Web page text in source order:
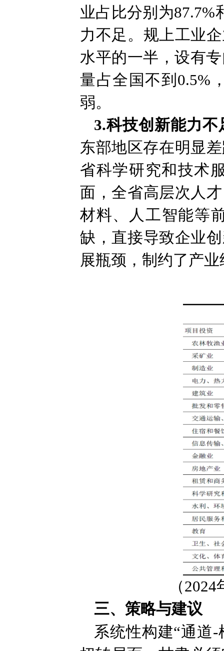
业占比分别为87.7%
力不足。规上工业
水平的一半，设有
量占全国不到0.5%
弱。
3.科技创新能力不
东部地区存在明显
省科学研究和技术
面，全省高层次人
材料、人工智能等
缺，直接导致企业
展瓶颈，制约了产
（
三、策略与建议
系统性构建“通道